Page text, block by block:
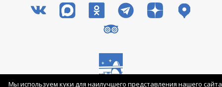
Мы используем куки для наилучшего представления нашего